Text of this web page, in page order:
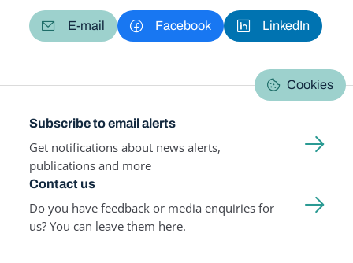
E-mail Facebook LinkedIn
Cookies
Subscribe to email alerts
Get notifications about news alerts,
publications and more
Contact us
Do you have feedback or media enquiries for
us? You can leave them here.